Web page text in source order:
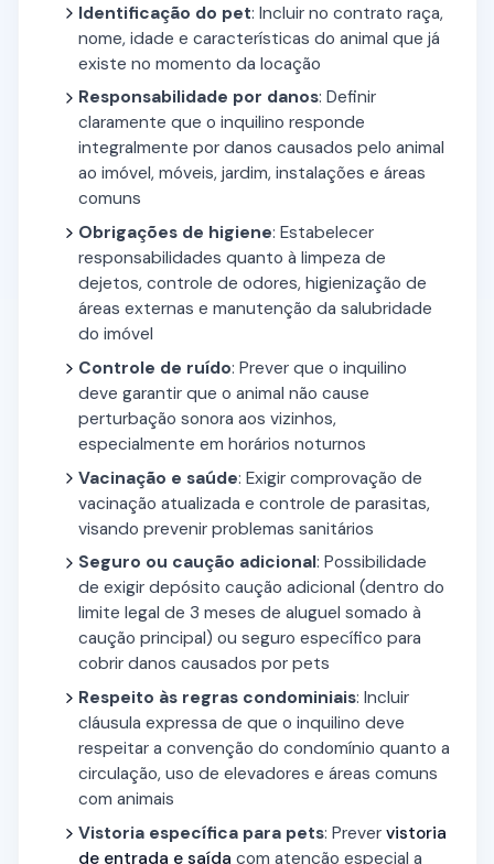
Identificação do pet: Incluir no contrato raça,
nome, idade e características do animal que já
existe no momento da locação
Responsabilidade por danos: Definir
claramente que o inquilino responde
integralmente por danos causados pelo animal
ao imóvel, móveis, jardim, instalações e áreas
comuns
Obrigações de higiene: Estabelecer
responsabilidades quanto à limpeza de
dejetos, controle de odores, higienização de
áreas externas e manutenção da salubridade
do imóvel
Controle de ruído: Prever que o inquilino
deve garantir que o animal não cause
perturbação sonora aos vizinhos,
especialmente em horários noturnos
Vacinação e saúde: Exigir comprovação de
vacinação atualizada e controle de parasitas,
visando prevenir problemas sanitários
Seguro ou caução adicional: Possibilidade
de exigir depósito caução adicional (dentro do
limite legal de 3 meses de aluguel somado à
caução principal) ou seguro específico para
cobrir danos causados por pets
Respeito às regras condominiais: Incluir
cláusula expressa de que o inquilino deve
respeitar a convenção do condomínio quanto a
circulação, uso de elevadores e áreas comuns
com animais
Vistoria específica para pets: Prever vistoria
de entrada e saída com atenção especial a